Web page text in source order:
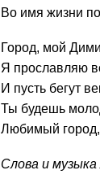
Во имя жизни
Город, мой
Я прославляю
И пусть бегут
Ты будешь
Любимый
Слова и музыка